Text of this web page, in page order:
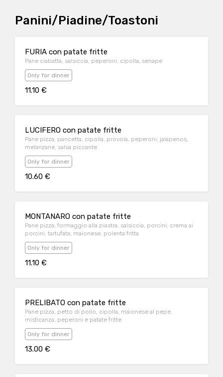
Panini/Piadine/Toastoni
FURIA con patate fritte
Pane ciabatta, salsiccia, peperoni, cipolla, senape
Only for dinner
11.10 €
LUCIFERO con patate fritte
Pane pizza, pancetta, cipolla, provola, peperoni, jalapenos,
melanzane, salsa piccante
Only for dinner
10.60 €
MONTANARO con patate fritte
Pane pizza, formaggio alla piastra, salsiccia, porcini, crema ai
porcini, tartufata, maionese, polenta fritta
Only for dinner
11.10 €
PRELIBATO con patate fritte
Pane pizza, petto di pollo, cipolla, maionese al pepe,
misticanza, peperoni e patate fritte
Only for dinner
13.00 €